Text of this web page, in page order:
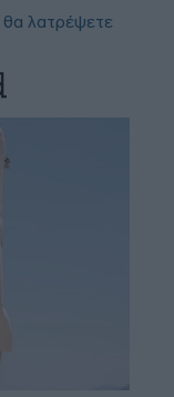
λατρέψετε